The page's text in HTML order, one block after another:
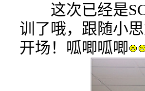
这次已经是
训了哦，跟随小
开场！呱唧呱唧